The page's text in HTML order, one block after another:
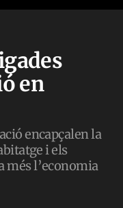
en
encapçalen la
i els
més l’economia